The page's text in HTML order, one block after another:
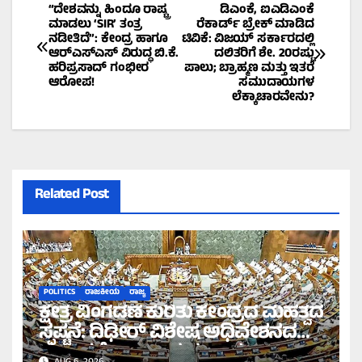
Post
navigation
ಡಿಎಂಕೆ, ಐಎಡಿಎಂಕೆ
ರೆಕಾರ್ಡ್ ಬ್ರೇಕ್ ಮಾಡಿದ
ಟಿವಿಕೆ: ವಿಜಯ್ ಸರ್ಕಾರದಲ್ಲಿ
ದಲಿತರಿಗೆ ಶೇ. 20ರಷ್ಟು
ಪಾಲು; ಬ್ರಾಹ್ಮಣ ಮತ್ತು ಇತರೆ
ಸಮುದಾಯಗಳ
ಲೆಕ್ಕಾಚಾರವೇನು?
“ದೇಶವನ್ನು ಹಿಂದೂ ರಾಷ್ಟ್ರ
ಮಾಡಲು ‘SIR’ ತಂತ್ರ
ನಡೀತಿದೆ”: ಕೇಂದ್ರ ಹಾಗೂ
ಆರ್‌ಎಸ್‌ಎಸ್ ವಿರುದ್ಧ ಬಿ.ಕೆ.
ಹರಿಪ್ರಸಾದ್ ಗಂಭೀರ
ಆರೋಪ!
Related Post
POLITICS ರಾಜಕೀಯ ರಾಜ್ಯ
ಕ್ಷೇತ್ರ ವಿಂಗಡಣೆ ಕುರಿತು ಕೇಂದ್ರದ ಮಹತ್ವದ
ಸ್ಪಷ್ಟನೆ: ದಿಢೀರ್ ವಿಶೇಷ ಅಧಿವೇಶನದ
ಪ್ರಸ್ತಾವನೆ ಇಲ್ಲ ಎಂದ ಸರ್ಕಾರ!